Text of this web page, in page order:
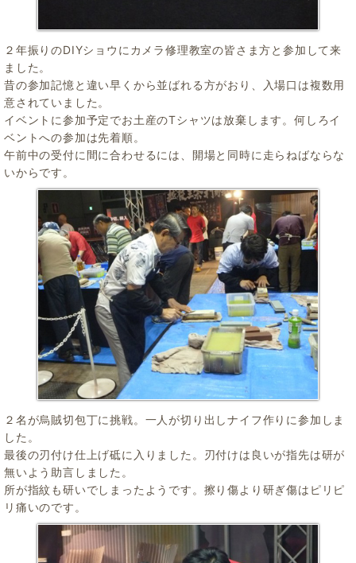
２年振りのDIYショウにカメラ修理教室の皆さま方と参加して来
ました。
昔の参加記憶と違い早くから並ばれる方がおり、入場口は複数用
意されていました。
イベントに参加予定でお土産のTシャツは放棄します。何しろイ
ベントへの参加は先着順。
午前中の受付に間に合わせるには、開場と同時に走らねばならな
いからです。
２名が烏賊切包丁に挑戦。一人が切り出しナイフ作りに参加しま
した。
最後の刃付け仕上げ砥に入りました。刃付けは良いが指先は研が
無いよう助言しました。
所が指紋も研いでしまったようです。擦り傷より研ぎ傷はピリピ
リ痛いのです。